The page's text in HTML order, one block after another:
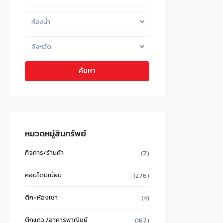
ห้องน้ำ
จังหวัด
ค้นหา
หมวดหมู่สินทรัพย์
กิจการ/ร้านค้า (7)
คอนโดมิเนี่ยม (276)
ตึก+ห้องเช่า (4)
ตึกแถว /อาคารพาณิชย์ (167)